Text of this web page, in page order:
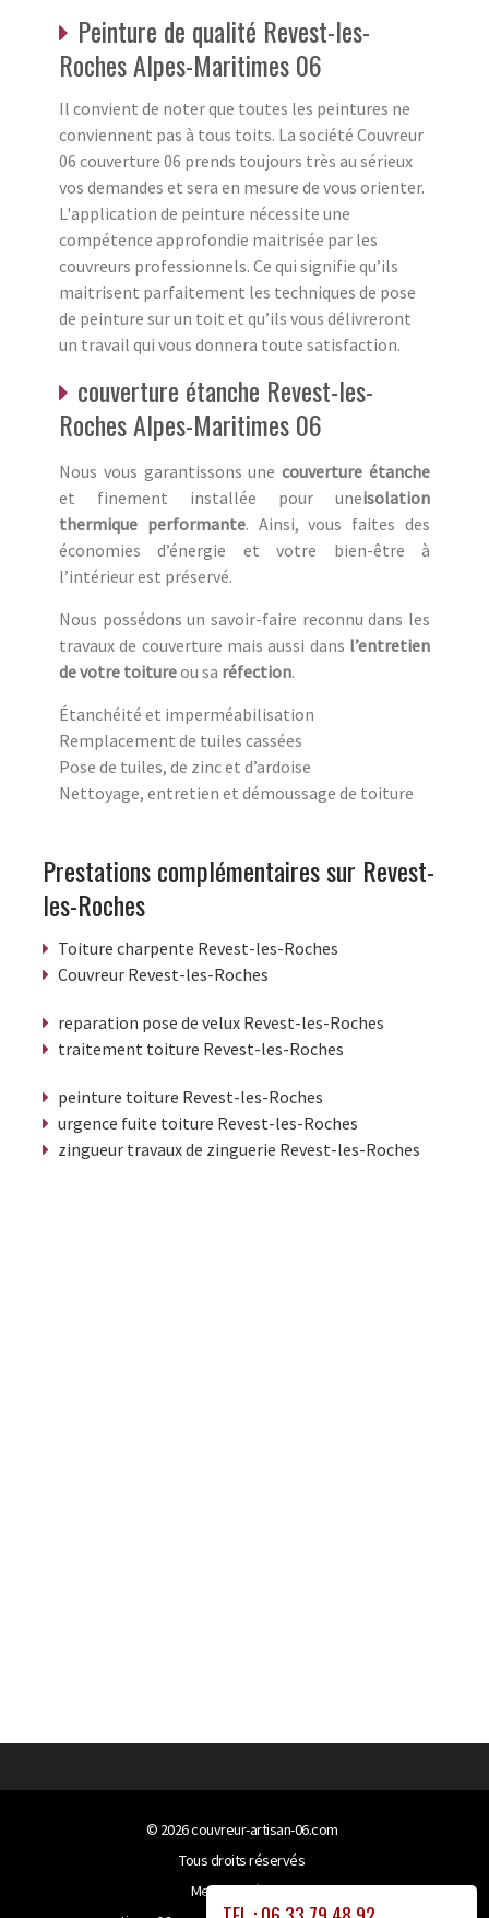
Peinture de qualité Revest-les-
Roches Alpes-Maritimes 06
Il convient de noter que toutes les peintures ne
conviennent pas à tous toits. La société Couvreur
06 couverture 06 prends toujours très au sérieux
vos demandes et sera en mesure de vous orienter.
L'application de peinture nécessite une
compétence approfondie maitrisée par les
couvreurs professionnels. Ce qui signifie qu’ils
maitrisent parfaitement les techniques de pose
de peinture sur un toit et qu’ils vous délivreront
un travail qui vous donnera toute satisfaction.
couverture étanche Revest-les-
Roches Alpes-Maritimes 06
Nous vous garantissons unecouverture étanche
et finement installée pour uneisolation
thermique performante. Ainsi, vous faites des
économies d’énergie et votre bien-être à
l’intérieur est préservé.
Nous possédons un savoir-faire reconnu dans les
travaux de couverture mais aussi dans l’entretien
de votre toitureou sa réfection.
Étanchéité et imperméabilisation
Remplacement de tuiles cassées
Pose de tuiles, de zinc et d’ardoise
Nettoyage, entretien et démoussage de toiture
Prestations complémentaires sur Revest-
les-Roches
Toiture charpente Revest-les-Roches
Couvreur Revest-les-Roches
reparation pose de velux Revest-les-Roches
traitement toiture Revest-les-Roches
peinture toiture Revest-les-Roches
urgence fuite toiture Revest-les-Roches
zingueur travaux de zinguerie Revest-les-Roches
© 2026couvreur-artisan-06.com
Tous droits réservés
Mentions légales